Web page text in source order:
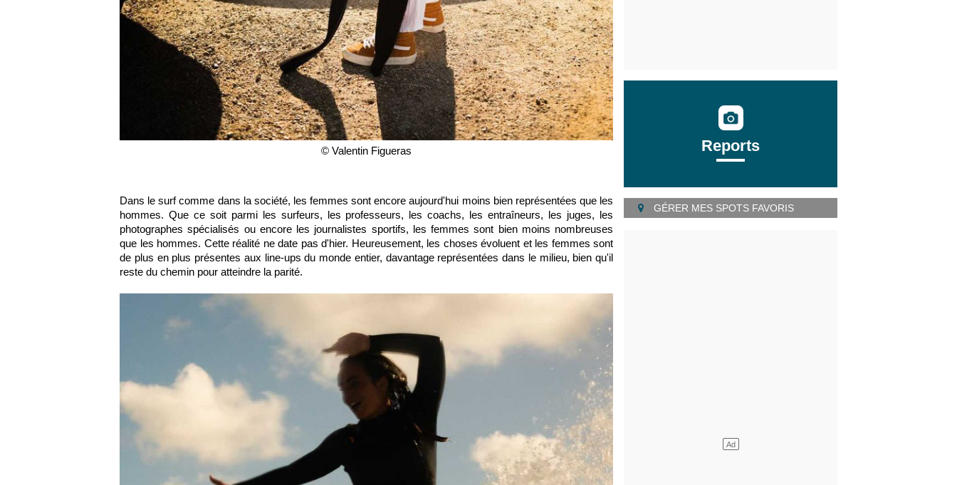
© Valentin Figueras
Dans le surf comme dans la société, les femmes sont encore aujourd'hui moins bien représentées que les
hommes. Que ce soit parmi les surfeurs, les professeurs, les coachs, les entraîneurs, les juges, les
photographes spécialisés ou encore les journalistes sportifs, les femmes sont bien moins nombreuses
que les hommes. Cette réalité ne date pas d'hier. Heureusement, les choses évoluent et les femmes sont
de plus en plus présentes aux line-ups du monde entier, davantage représentées dans le milieu, bien qu'il
reste du chemin pour atteindre la parité.
Reports
GÉRER MES SPOTS FAVORIS